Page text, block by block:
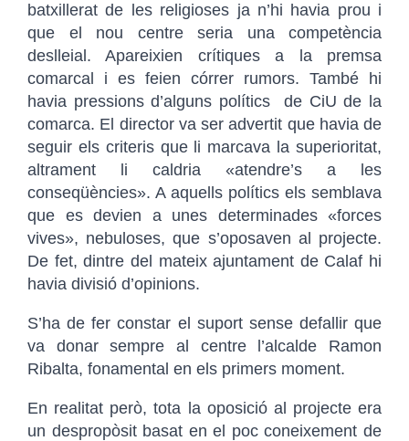
batxillerat de les religioses ja n’hi havia prou i
que el nou centre seria una competència
deslleial. Apareixien crítiques a la premsa
comarcal i es feien córrer rumors. També hi
havia pressions d’alguns polítics de CiU de la
comarca. El director va ser advertit que havia de
seguir els criteris que li marcava la superioritat,
altrament li caldria «atendre’s a les
conseqüències». A aquells polítics els semblava
que es devien a unes determinades «forces
vives», nebuloses, que s’oposaven al projecte.
De fet, dintre del mateix ajuntament de Calaf hi
havia divisió d’opinions.
S’ha de fer constar el suport sense defallir que
va donar sempre al centre l’alcalde Ramon
Ribalta, fonamental en els primers moment.
En realitat però, tota la oposició al projecte era
un despropòsit basat en el poc coneixement de